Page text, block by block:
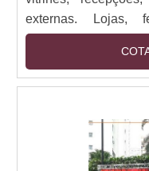
externas. Lojas,
empresas de todos
lona de até
Impressão digital em
recepções,
Alta durabilidade,
instalação. Cores